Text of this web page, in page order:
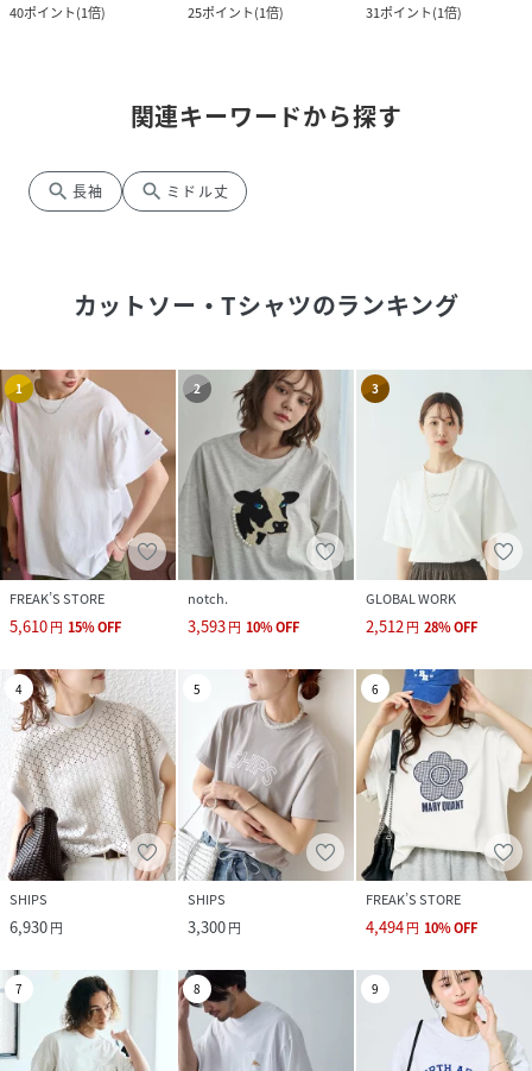
40ポイント(1倍)
25ポイント(1倍)
31ポイント(1倍)
関連キーワードから探す
search 長袖 search ミドル丈
カットソー・Tシャツのランキング
1
FREAK’S STORE
5,610円 15%OFF
2
notch.
3,593円 10%OFF
3
GLOBAL WORK
2,512円 28%OFF
4
SHIPS
6,930円
5
SHIPS
3,300円
6
FREAK’S STORE
4,494円 10%OFF
7 8 9